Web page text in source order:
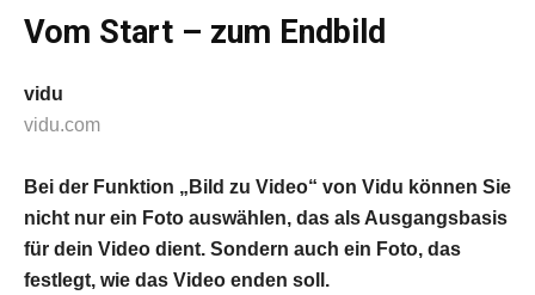
Vom Start – zum Endbild
vidu
vidu.com
Bei der Funktion „Bild zu Video“ von Vidu können Sie
nicht nur ein Foto auswählen, das als Ausgangsbasis
für dein Video dient. Sondern auch ein Foto, das
festlegt, wie das Video enden soll.